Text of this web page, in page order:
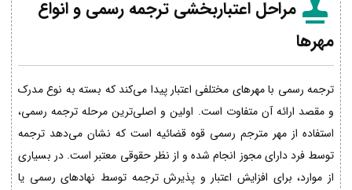
مراحل اعتباربخشی ترجمه رسمی و انواع
مهرها
ترجمه رسمی با مهرهای مختلفی اعتبار پیدا می‌کند که بسته به نوع مدرک
و مقصد ارائه آن متفاوت است. اولین و اصلی‌ترین مرحله ترجمه رسمی،
استفاده از مهر مترجم رسمی قوه قضائیه است که نشان می‌دهد ترجمه
توسط فرد دارای مجوز انجام شده و از نظر حقوقی معتبر است. در بسیاری
از موارد، برای افزایش اعتبار و پذیرش ترجمه توسط نهادهای رسمی یا